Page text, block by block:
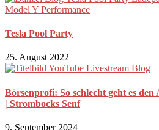
Tesla Pool Party
25. August 2022
Börsenprofi: So schlecht geht es
| Strombocks Senf
9. September 2024